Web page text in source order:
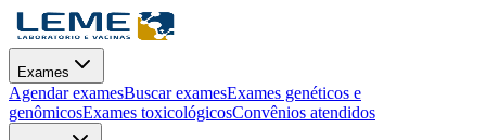
Exames
Agendar examesBuscar examesExames genéticos e
genômicosExames toxicológicosConvênios atendidos